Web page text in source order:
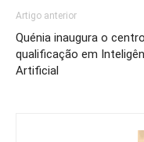
Artigo anterior
Quénia inaugura o
qualificação em
Artificial